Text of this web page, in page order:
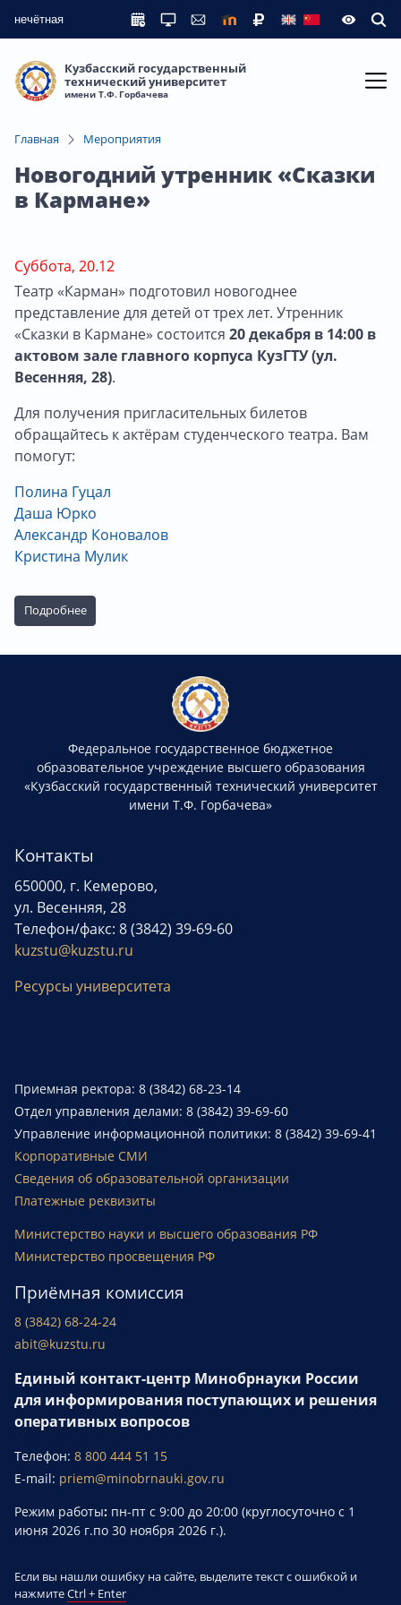
нечётная
Кузбасский государственный
технический университет
имени Т.Ф. Горбачева
Главная Мероприятия
Новогодний утренник «Сказки
в Кармане»
Суббота, 20.12
Театр «Карман» подготовил новогоднее
представление для детей от трех лет. Утренник
«Сказки в Кармане» состоится 20 декабря в 14:00 в
актовом зале главного корпуса КузГТУ (ул.
Весенняя, 28).
Для получения пригласительных билетов
обращайтесь к актёрам студенческого театра. Вам
помогут:
Полина Гуцал
Даша Юрко
Александр Коновалов
Кристина Мулик
Подробнее
Федеральное государственное бюджетное
образовательное учреждение высшего образования
«Кузбасский государственный технический университет
имени Т.Ф. Горбачева»
Контакты
650000, г. Кемерово,
ул. Весенняя, 28
Телефон/факс: 8 (3842) 39-69-60
kuzstu@kuzstu.ru
Ресурсы университета
Приемная ректора: 8 (3842) 68-23-14
Отдел управления делами: 8 (3842) 39-69-60
Управление информационной политики: 8 (3842) 39-69-41
Корпоративные СМИ
Сведения об образовательной организации
Платежные реквизиты
Министерство науки и высшего образования РФ
Министерство просвещения РФ
Приёмная комиссия
8 (3842) 68-24-24
abit@kuzstu.ru
Единый контакт-центр Минобрнауки России
для информирования поступающих и решения
оперативных вопросов
Телефон: 8 800 444 51 15
E-mail: priem@minobrnauki.gov.ru
Режим работы: пн-пт с 9:00 до 20:00 (круглосуточно с 1
июня 2026 г.по 30 ноября 2026 г.).
Если вы нашли ошибку на сайте, выделите текст с ошибкой и
нажмитеCtrl + Enter